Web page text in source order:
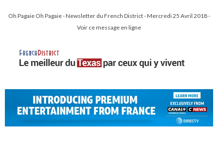
Oh Pagaie Oh Pagaie - Newsletter du French District - Mercredi 25 Avril 2018 -
Voir ce message en ligne